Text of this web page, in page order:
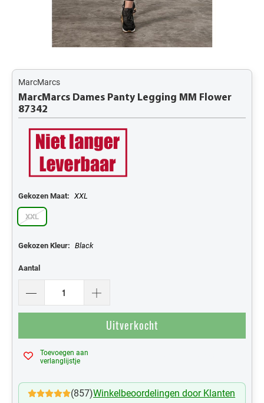
MarcMarcs
MarcMarcs Dames Panty Legging MM Flower
87342
Gekozen Maat: XXL
XXL
Gekozen Kleur: Black
Aantal
Uitverkocht
Toevoegen aan
verlanglijstje
(857)Winkelbeoordelingen door Klanten